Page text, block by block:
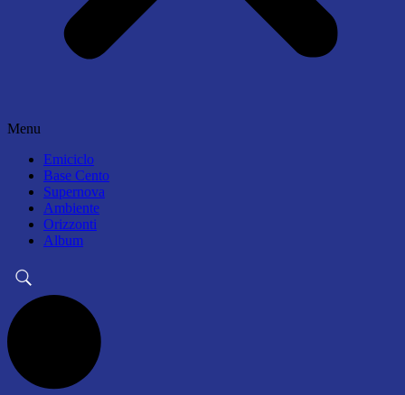
Menu
Emiciclo
Base Cento
Supernova
Ambiente
Orizzonti
Album